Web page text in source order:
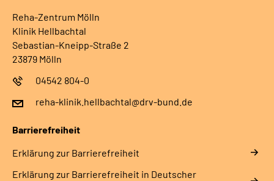
Reha-Zentrum Mölln
Klinik Hellbachtal
Sebastian-Kneipp-Straße 2
23879 Mölln
04542 804-0
reha-klinik.hellbachtal@drv-bund.de
Barrierefreiheit
Erklärung zur Barrierefreiheit
Erklärung zur Barrierefreiheit in Deutscher